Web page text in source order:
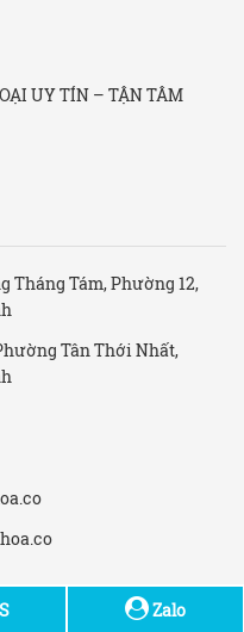
UY TÍN – TẬN TÂM
Tháng Tám, Phường 12,
Tân Thới Nhất,
Zalo